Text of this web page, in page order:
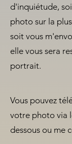
d'inquiétude,
photo sur la
soit vous
elle vous sera
portrait.
Vous pouvez
votre photo via
dessous ou me